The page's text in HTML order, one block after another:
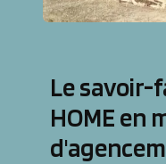
Le savoir-
HOME en